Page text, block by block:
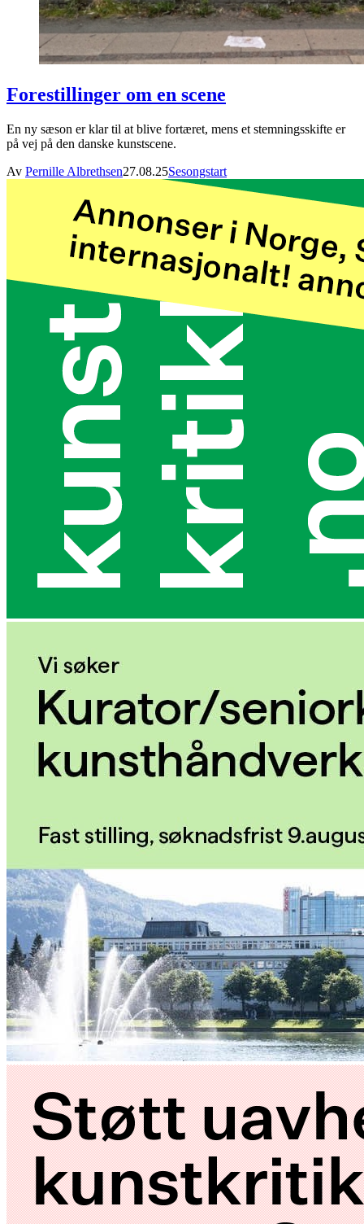
Forestillinger om en scene
En ny sæson er klar til at blive fortæret, mens et stemningsskifte er
på vej på den danske kunstscene.
Av Pernille Albrethsen27.08.25Sesongstart